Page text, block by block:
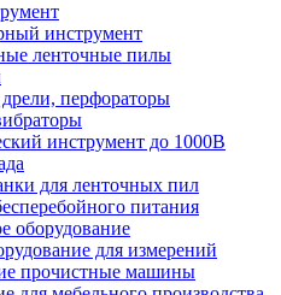
инструмент
ленточные пилы
перфораторы
инструмент до 1000В
для ленточных пил
питания
оборудование
для измерений
прочистные машины